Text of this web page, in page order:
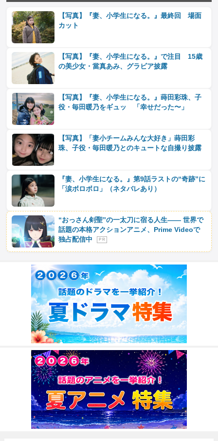
【写真】『妻、小学生になる。』最終回 場面
カット
【写真】『妻、小学生になる。』で注目 15歳
の美少女・當真あみ、グラビア披露
【写真】『妻、小学生になる。』蒔田彩珠、子
役・毎田暖乃をギュッ 「幸せだった〜」
【写真】「妻小チームみんな大好き」蒔田彩
珠、子役・毎田暖乃とのキュートな自撮り披露
『妻、小学生になる。』第9話ラストの“奇跡”に
「涙ボロボロ」（ネタバレあり）
“おっさん剣聖”の一太刀に宿る人生―― 世界で
話題の本格アクションアニメ、Prime Videoで
独占配信中
P R